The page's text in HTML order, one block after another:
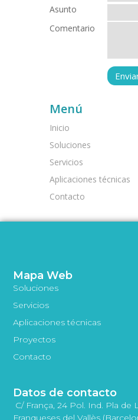
Asunto
Comentario
Menú
Inicio
Soluciones
Servicios
Aplicaciones técnicas
Contacto
Mapa Web
Soluciones
Servicios
Aplicaciones técnicas
Proyectos
Contacto
Datos de contacto
C/ França, 24 Pol. Ind. Pla de
Franqueses del Vallès